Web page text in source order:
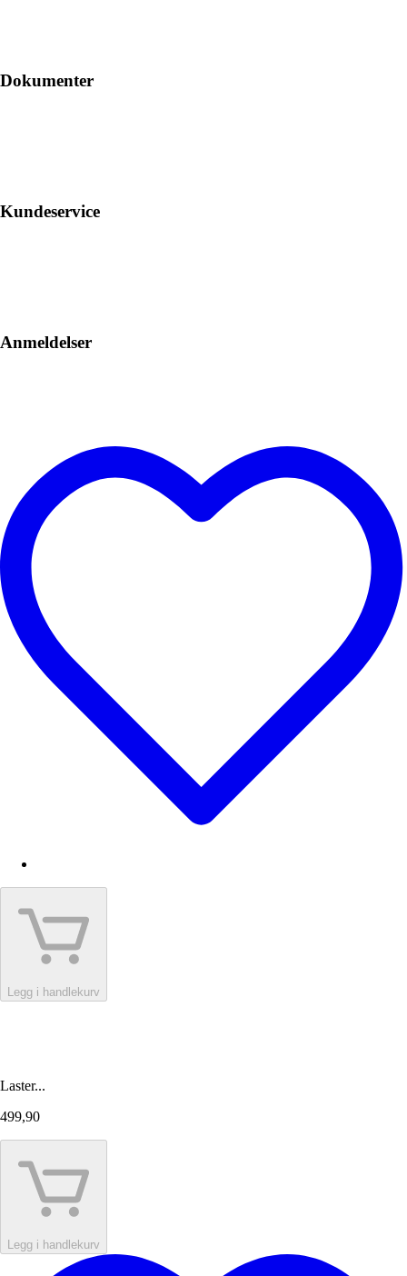
Dokumenter
Kundeservice
Anmeldelser
Legg i handlekurv
Laster...
499,90
Legg i handlekurv